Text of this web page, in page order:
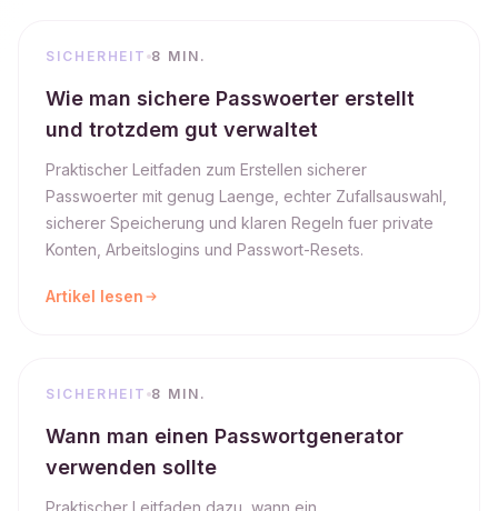
SICHERHEIT 8 MIN.
Wie man sichere Passwoerter erstellt
und trotzdem gut verwaltet
Praktischer Leitfaden zum Erstellen sicherer
Passwoerter mit genug Laenge, echter Zufallsauswahl,
sicherer Speicherung und klaren Regeln fuer private
Konten, Arbeitslogins und Passwort-Resets.
Artikel lesen
SICHERHEIT 8 MIN.
Wann man einen Passwortgenerator
verwenden sollte
Praktischer Leitfaden dazu, wann ein